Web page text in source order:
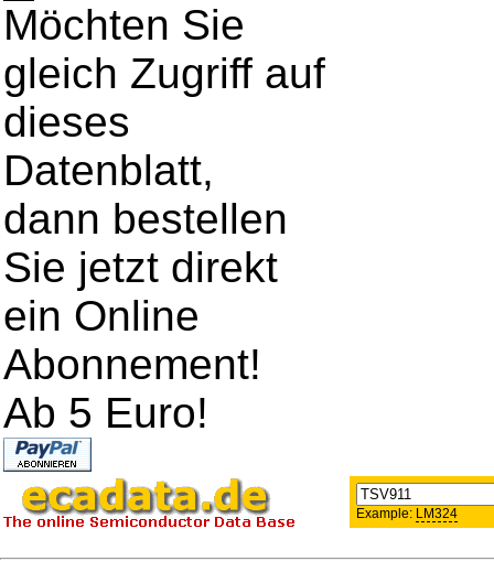
Möchten Sie
gleich Zugriff auf
dieses
Datenblatt,
dann bestellen
Sie jetzt direkt
ein Online
Abonnement!
Ab 5 Euro!
Example: LM324